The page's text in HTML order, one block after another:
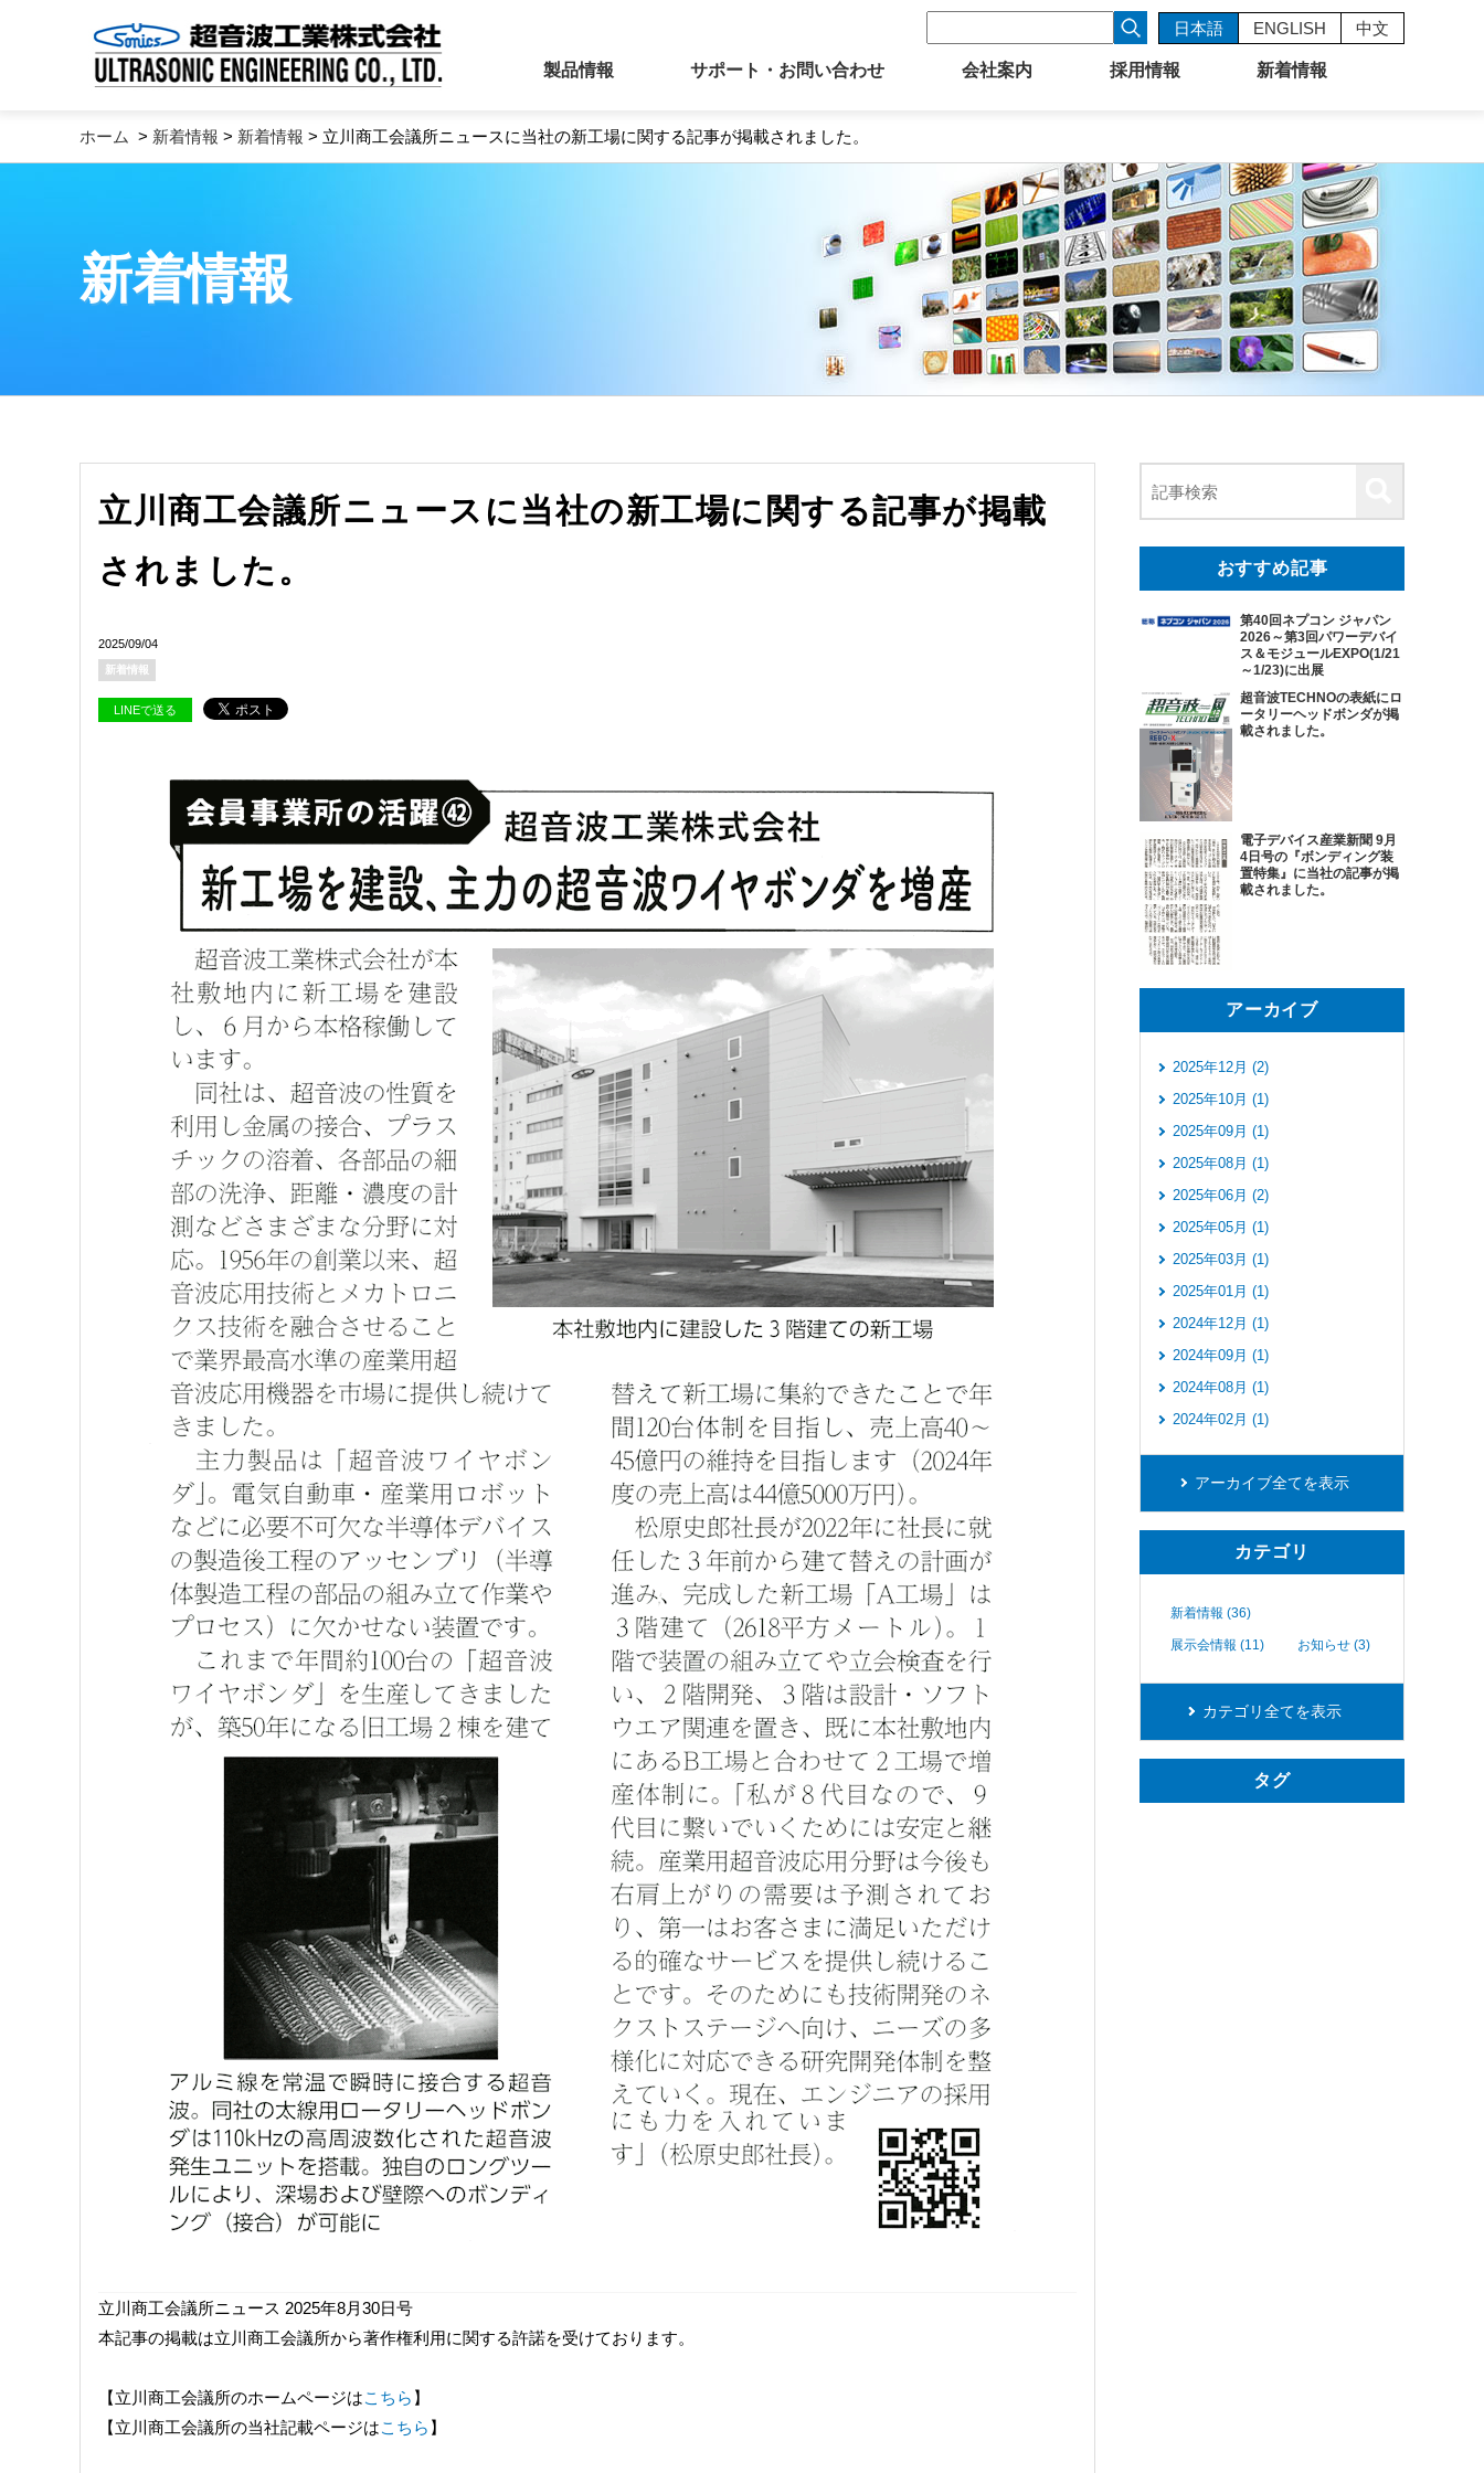
日本語 ENGLISH 中文
製品情報 サポート・お問い合わせ 会社案内 採用情報 新着情報
ホーム > 新着情報 > 新着情報 > 立川商工会議所ニュースに当社の新工場に関する記事が掲載されました。
新着情報
立川商工会議所ニュースに当社の新工場に関する記事が掲載
されました。
2025/09/04
新着情報
LINEで送る
立川商工会議所ニュース 2025年8月30日号
本記事の掲載は立川商工会議所から著作権利用に関する許諾を受けております。
【立川商工会議所のホームページはこちら 】
【立川商工会議所の当社記載ページはこちら 】
おすすめ記事
第40回ネプコン ジャパン
2026～第3回パワーデバイ
ス＆モジュールEXPO(1/21
～1/23)に出展
超音波TECHNOの表紙にロ
ータリーヘッドボンダが掲
載されました。
電子デバイス産業新聞 9月
4日号の『ボンディング装
置特集』に当社の記事が掲
載されました。
アーカイブ
2025年12月 (2)
2025年10月 (1)
2025年09月 (1)
2025年08月 (1)
2025年06月 (2)
2025年05月 (1)
2025年03月 (1)
2025年01月 (1)
2024年12月 (1)
2024年09月 (1)
2024年08月 (1)
2024年02月 (1)
アーカイブ全てを表示
カテゴリ
新着情報 (36)
展示会情報 (11) お知らせ (3)
カテゴリ全てを表示
タグ